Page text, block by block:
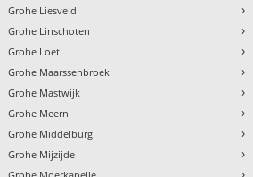
Grohe Liesveld
Grohe Linschoten
Grohe Loet
Grohe Maarssenbroek
Grohe Mastwijk
Grohe Meern
Grohe Middelburg
Grohe Mijzijde
›
›
›
›
›
›
›
›